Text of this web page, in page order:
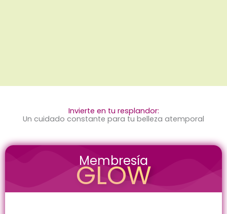
Invierte en tu resplandor:
Un cuidado constante para tu belleza atemporal
Membresía
GLOW